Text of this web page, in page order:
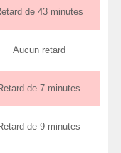
de 43 minutes
Aucun retard
de 7 minutes
de 9 minutes